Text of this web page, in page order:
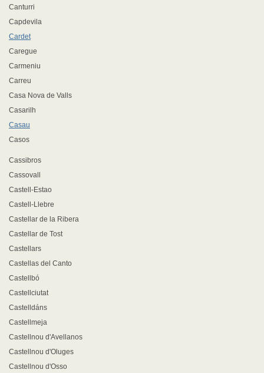
Canturri
Capdevila
Cardet
Caregue
Carmeniu
Carreu
Casa Nova de Valls
Casarilh
Casau
Casos
Cassibros
Cassovall
Castell-Estao
Castell-Llebre
Castellar de la Ribera
Castellar de Tost
Castellars
Castellas del Canto
Castellbó
Castellciutat
Castelldáns
Castellmeja
Castellnou d'Avellanos
Castellnou d'Oluges
Castellnou d'Osso